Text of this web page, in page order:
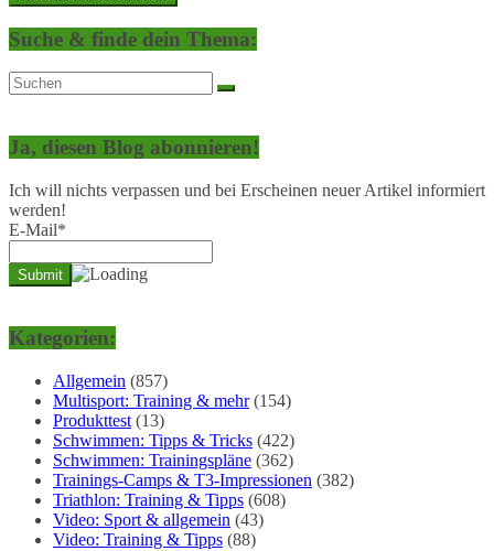
Suche & finde dein Thema:
Ja, diesen Blog abonnieren!
Ich will nichts verpassen und bei Erscheinen neuer Artikel informiert
werden!
E-Mail*
Kategorien:
Allgemein (857)
Multisport: Training & mehr(154)
Produkttest (13)
Schwimmen: Tipps & Tricks (422)
Schwimmen: Trainingspläne (362)
Trainings-Camps & T3-Impressionen (382)
Triathlon: Training & Tipps (608)
Video: Sport & allgemein (43)
Video: Training & Tipps (88)